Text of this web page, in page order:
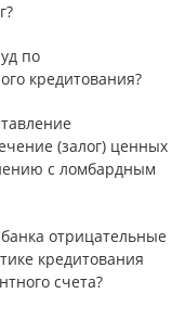
по
кредитования?
(залог) ценных
с ломбардным
отрицательные
кредитования
счета?